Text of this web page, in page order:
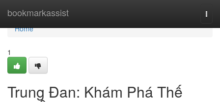
bookmarkassist
Home
Home
1
Trung Đan: Khám Phá Thế